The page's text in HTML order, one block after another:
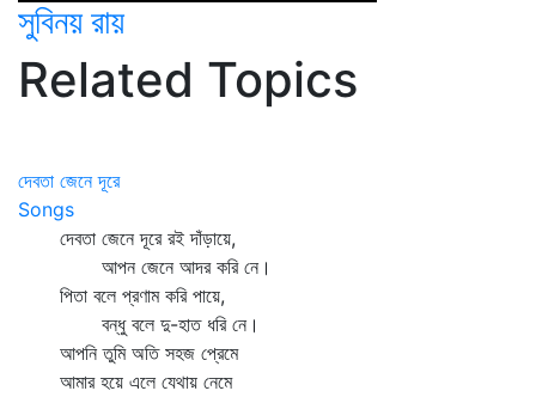
সুবিনয় রায়
Related Topics
দেবতা জেনে দূরে
Songs
দেবতা জেনে দূরে রই দাঁড়ায়ে,
আপন জেনে আদর করি নে।
পিতা বলে প্রণাম করি পায়ে,
বন্ধু বলে দু-হাত ধরি নে।
আপনি তুমি অতি সহজ প্রেমে
আমার হয়ে এলে যেথায় নেমে